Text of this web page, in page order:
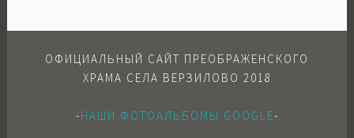
ОФИЦИАЛЬНЫЙ САЙТ ПРЕОБРАЖЕНСКОГО
ХРАМА СЕЛА ВЕРЗИЛОВО 2018
-НАШИ ФОТОАЛЬБОМЫ GOOGLE-